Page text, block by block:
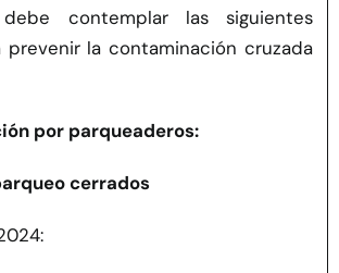
contemplar las siguientes
prevenir la contaminación cruzada
por parqueaderos:
cerrados